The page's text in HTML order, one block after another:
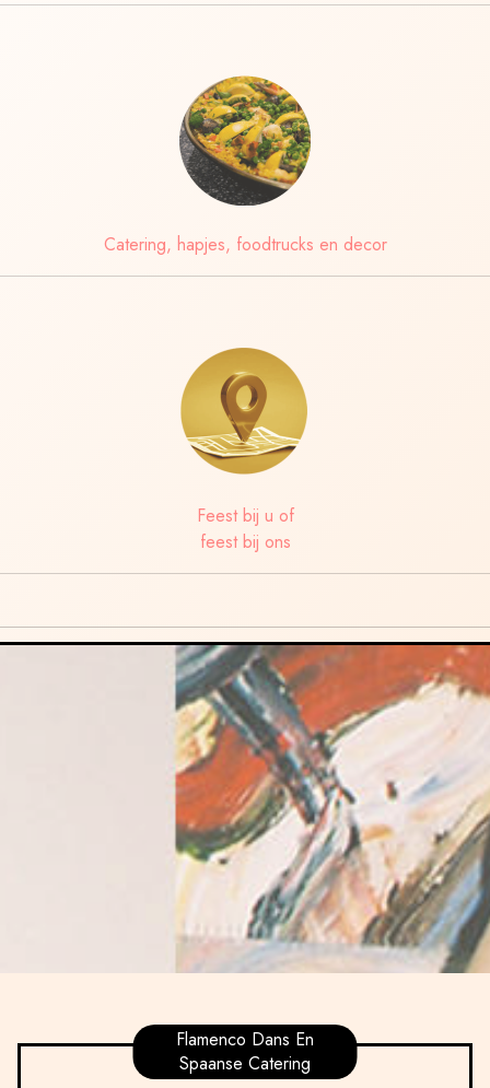
Catering, hapjes, foodtrucks en decor
Feest bij u of
feest bij ons
Flamenco Dans En
Spaanse Catering